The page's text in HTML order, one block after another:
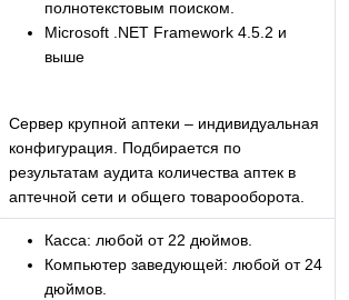
полнотекстовым поиском.
Microsoft .NET Framework 4.5.2 и
выше
Сервер крупной аптеки – индивидуальная
конфигурация. Подбирается по
результатам аудита количества аптек в
аптечной сети и общего товарооборота.
Касса: любой от 22 дюймов.
Компьютер заведующей: любой от 24
дюймов.